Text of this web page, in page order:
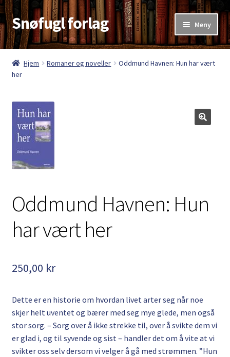
Hopp
til
navigasjon
Hopp
til
innhold
Snøfugl forlag Meny
Hjem
Aktuelt
Antikvariske bøker
Handlekurv
Kasse
Kjøpsvilkår
Kontakt
Min side
Om oss
Personvernerklæring
Hjem Romaner og noveller
Oddmund Havnen: Hun har vært
her
Oddmund Havnen: Hun
har vært her
250,00 kr
Dette er en historie om hvordan livet arter seg når noe
skjer helt uventet og bærer med seg mye glede, men også
stor sorg. – Sorg over å ikke strekke til, over å svikte dem vi
er glad i, og til syvende og sist – handler det om å vite at vi
svikter oss selv dersom vi velger å gå med strømmen. ”Hun